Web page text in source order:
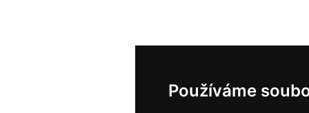
Používáme